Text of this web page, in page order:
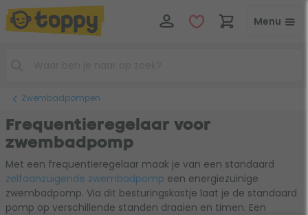
Menu
Zwembadpompen
Frequentieregelaar voor
zwembadpomp
Met een frequentieregelaar maak je van een standaard
zelfaanzuigende zwembadpomp een energiezuinige
zwembadpomp. Via dit besturingskastje laat je de standaard
pomp op verschillende standen draaien en timen. Een